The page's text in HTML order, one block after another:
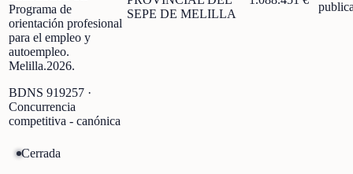
Programa de
orientación profesional
para el empleo y
autoempleo.
Melilla.2026.
BDNS 919257 ·
Concurrencia
competitiva - canónica
SEPE DE MELILLA
Cerrada